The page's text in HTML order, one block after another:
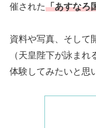
催された「あすなろ
資料や写真、そして
（天皇陛下が詠ま
体験してみたいと思